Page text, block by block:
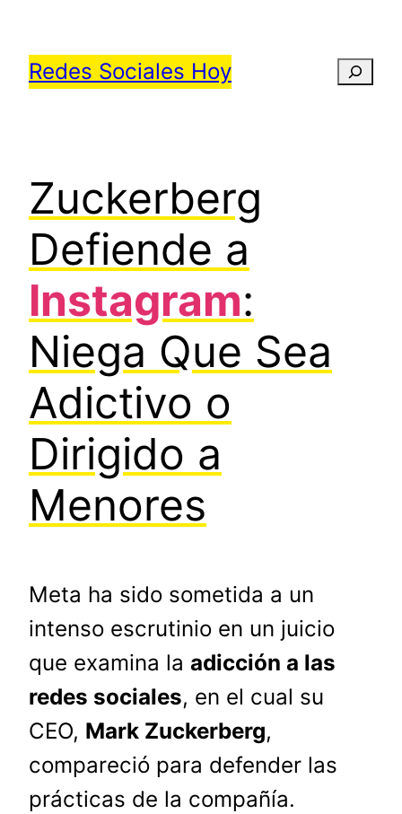
contenido
Redes Sociales Hoy
Zuckerberg
Defiende a
Instagram:
Niega Que Sea
Adictivo o
Dirigido a
Menores
Meta ha sido sometida a un
intenso escrutinio en un juicio
que examina la adicción a las
redes sociales, en el cual su
CEO, Mark Zuckerberg,
compareció para defender las
prácticas de la compañía.